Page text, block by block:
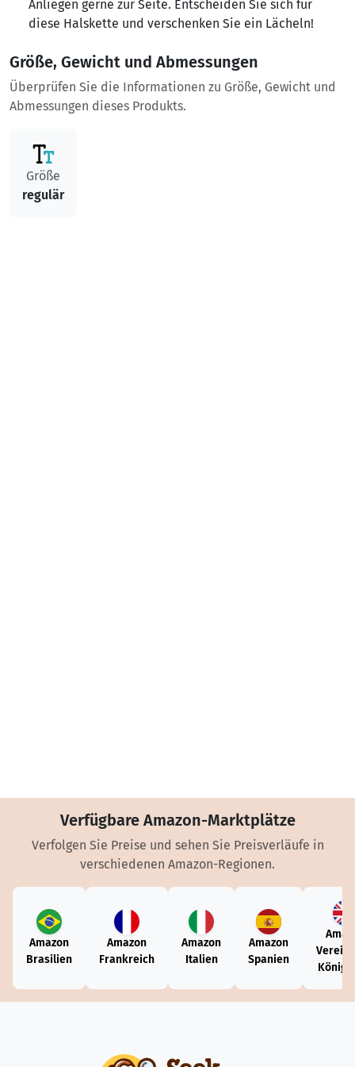
Anliegen gerne zur Seite. Entscheiden Sie sich für
diese Halskette und verschenken Sie ein Lächeln!
Größe, Gewicht und Abmessungen
Überprüfen Sie die Informationen zu Größe, Gewicht und
Abmessungen dieses Produkts.
Größe
regulär
Verfügbare Amazon-Marktplätze
Verfolgen Sie Preise und sehen Sie Preisverläufe in
verschiedenen Amazon-Regionen.
Amazon
Brasilien
Amazon
Frankreich
Amazon
Italien
Amazon
Spanien